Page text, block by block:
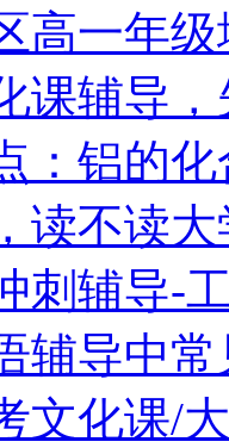
高一年
课辅导
：铝的
读不读
刺辅导-
辅导中
文化课/